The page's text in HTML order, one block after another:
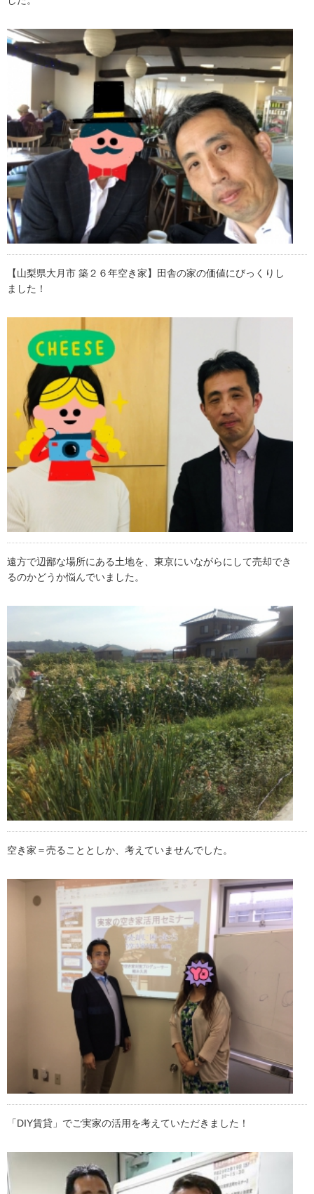
【山梨県大月市 築２６年空き家】田舎の家の価値にびっくりし
ました！
遠方で辺鄙な場所にある土地を、東京にいながらにして売却でき
るのかどうか悩んでいました。
空き家＝売ることとしか、考えていませんでした。
「DIY賃貸」でご実家の活用を考えていただきました！